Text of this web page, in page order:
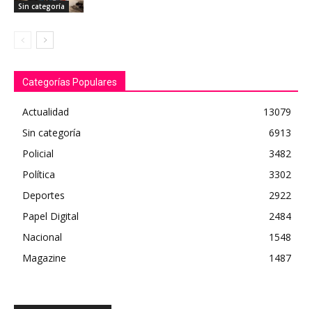
Sin categoría
Categorías Populares
Actualidad
13079
Sin categoría
6913
Policial
3482
Política
3302
Deportes
2922
Papel Digital
2484
Nacional
1548
Magazine
1487